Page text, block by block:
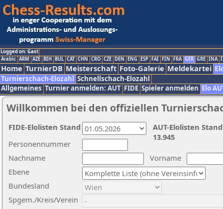
Logged on: Gast
Arabic ARM AZE BIH BUL CAT CHN CRO CZE DEN ENG ESP FAI FIN FRA GER GRE INA
Home TurnierDB Meisterschaft Foto-Galerie Meldekartei
Turnierschach-Elozahl Schnellschach-Elozahl
Allgemeines Turnier anmelden: AUT FIDE Spieler anmelden Elo
Willkommen bei den offiziellen
Nachname
Vorname
Ebene
Personennummer
Bundesland
Spgem./Kreis/Verein
AUT-Elolisten
13.945
FIDE-Elolisten Stand